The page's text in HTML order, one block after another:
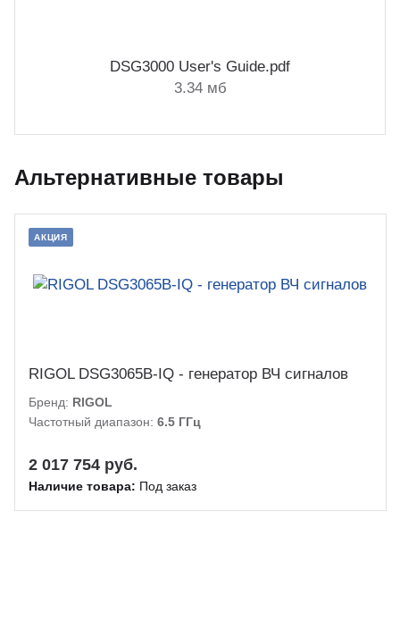
DSG3000 User's Guide.pdf
3.34 мб
Альтернативные товары
АКЦИЯ
RIGOL DSG3065B-IQ - генератор ВЧ сигналов
Бренд: RIGOL
Частотный диапазон: 6.5 ГГц
2 017 754 руб.
Наличие товара: Под заказ